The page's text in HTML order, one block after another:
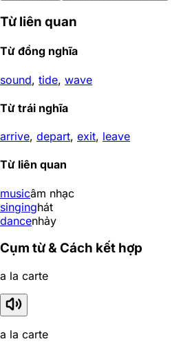
Từ liên quan
Từ đồng nghĩa
sound, tide, wave
Từ trái nghĩa
arrive, depart, exit, leave
Từ liên quan
musicâm nhạc
singinghát
dancenhảy
Cụm từ & Cách kết hợp
a la carte
a la carte